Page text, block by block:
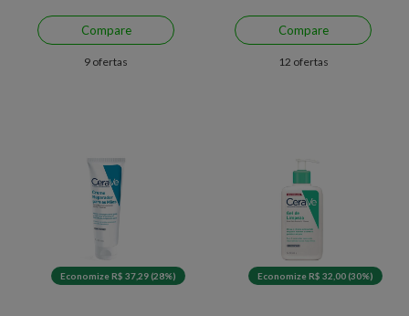
Compare
9 ofertas
Compare
12 ofertas
Economize R$ 37,29 (28%) Economize R$ 32,00 (30%)